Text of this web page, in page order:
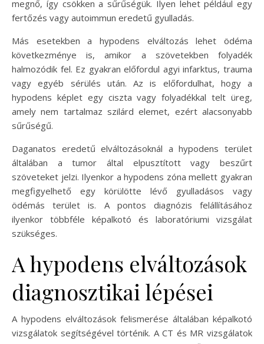
megnő, így csökken a sűrűségük. Ilyen lehet például egy
fertőzés vagy autoimmun eredetű gyulladás.
Más esetekben a hypodens elváltozás lehet ödéma
következménye is, amikor a szövetekben folyadék
halmozódik fel. Ez gyakran előfordul agyi infarktus, trauma
vagy egyéb sérülés után. Az is előfordulhat, hogy a
hypodens képlet egy ciszta vagy folyadékkal telt üreg,
amely nem tartalmaz szilárd elemet, ezért alacsonyabb
sűrűségű.
Daganatos eredetű elváltozásoknál a hypodens terület
általában a tumor által elpusztított vagy beszűrt
szöveteket jelzi. Ilyenkor a hypodens zóna mellett gyakran
megfigyelhető egy körülötte lévő gyulladásos vagy
ödémás terület is. A pontos diagnózis felállításához
ilyenkor többféle képalkotó és laboratóriumi vizsgálat
szükséges.
A hypodens elváltozások
diagnosztikai lépései
A hypodens elváltozások felismerése általában képalkotó
vizsgálatok segítségével történik. A CT és MR vizsgálatok